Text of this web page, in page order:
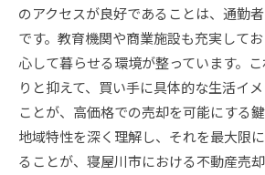
のアクセスが良好であることは、通勤
です。教育機関や商業施設も充実して
心して暮らせる環境が整っています。
りと抑えて、買い手に具体的な生活イ
ことが、高価格での売却を可能にする
地域特性を深く理解し、それを最大限
ることが、寝屋川市における不動産売